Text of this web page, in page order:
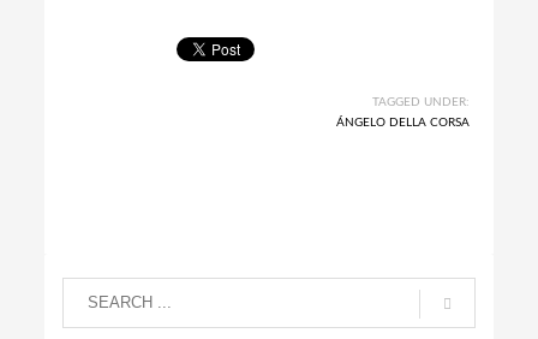
TAGGED UNDER:
ÁNGELO DELLA CORSA